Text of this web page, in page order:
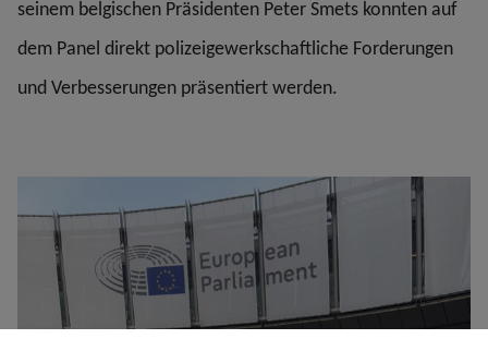
seinem belgischen Präsidenten Peter Smets konnten auf
dem Panel direkt polizeigewerkschaftliche Forderungen
und Verbesserungen präsentiert werden.